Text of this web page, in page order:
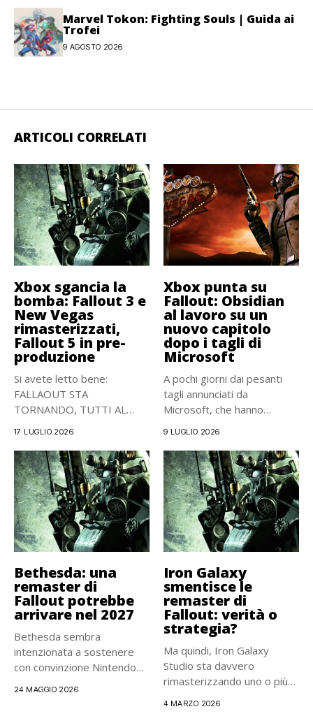
Marvel Tokon: Fighting Souls | Guida ai
Trofei
9 AGOSTO 2026
ARTICOLI CORRELATI
Xbox sgancia la
bomba: Fallout 3 e
New Vegas
rimasterizzati,
Fallout 5 in pre-
produzione
Si avete letto bene:
FALLAOUT STA
TORNANDO, TUTTI AL
17 LUGLIO 2026
Xbox punta su
Fallout: Obsidian
al lavoro su un
nuovo capitolo
dopo i tagli di
Microsoft
A pochi giorni dai pesanti
tagli annunciati da
Microsoft, che hanno
9 LUGLIO 2026
Bethesda: una
remaster di
Fallout potrebbe
arrivare nel 2027
Bethesda sembra
intenzionata a sostenere
con convinzione Nintendo
24 MAGGIO 2026
Iron Galaxy
smentisce le
remaster di
Fallout: verità o
strategia?
Ma quindi, Iron Galaxy
Studio sta davvero
rimasterizzando uno o più
4 MARZO 2026